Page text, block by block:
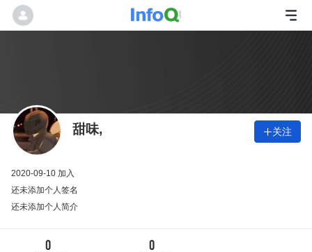
甜味, 关注
2020-09-10 加入
还未添加个人签名
还未添加个人简介
0 0